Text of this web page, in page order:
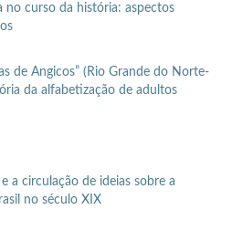
no curso da história: aspectos
de Angicos” (Rio Grande do Norte-
da alfabetização de adultos
a circulação de ideias sobre a
no século XIX